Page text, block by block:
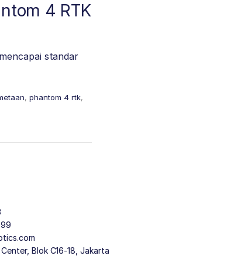
4 RTK
standar
, phantom 4 rtk,
Blok C16-18, Jakarta